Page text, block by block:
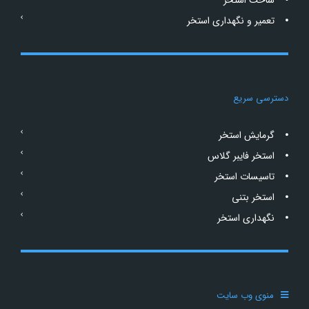
تعمیر و نگهداری استخر
دسترسی سریع
گرمایش استخر
استخر فایبر گلاس
تاسیسات استخر
استخر بتنی
نگهداری استخر
منوی وب سایت